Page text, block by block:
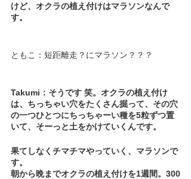
けど、オクラの植え付けはマラソンなんで
す。
ともこ：短距離走？にマラソン？？？
Takumi：そうです 笑。オクラの植え付け
は、ちっちゃい穴をたくさん掘って、その穴
の一つひとつにちっちゃーい種を5粒ずつ置
いて、そーっと土をかけていくんです。
果てしなくチマチマやっていく、マラソンで
す。
朝から晩までオクラの植え付けを1週間。300